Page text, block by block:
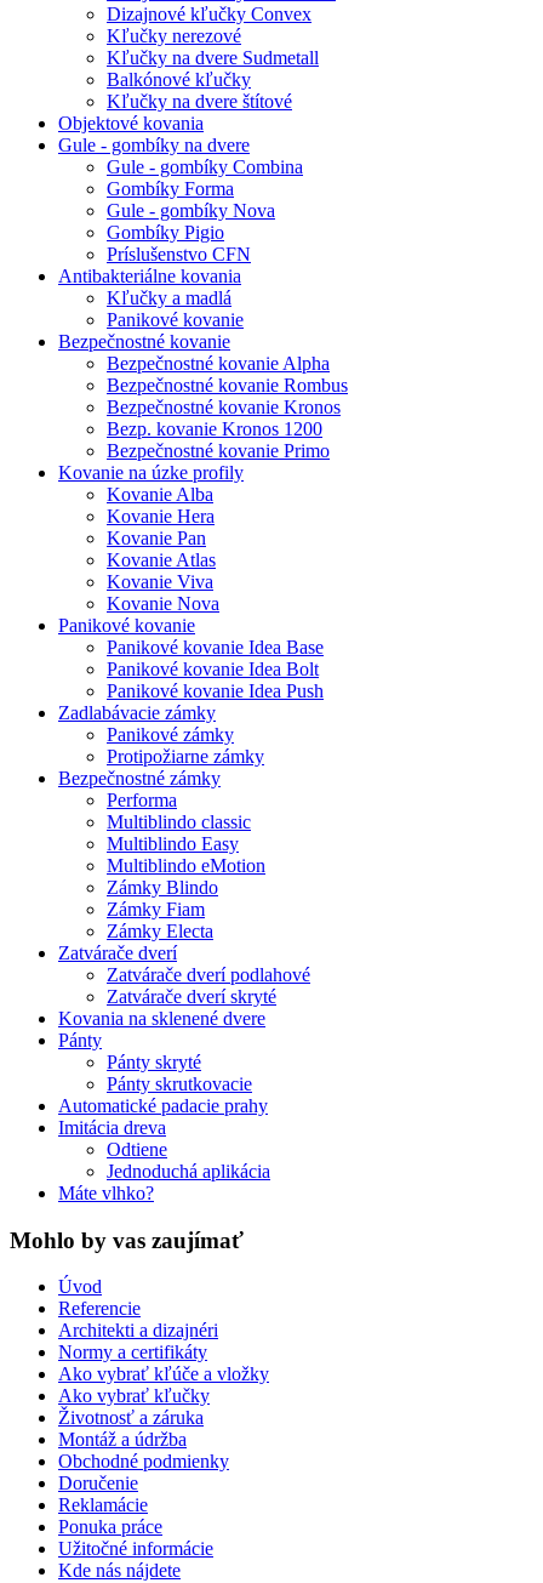
Dizajnové kľučky Convex
Kľučky nerezové
Kľučky na dvere Sudmetall
Balkónové kľučky
Kľučky na dvere štítové
Objektové kovania
Gule - gombíky na dvere
Gule - gombíky Combina
Gombíky Forma
Gule - gombíky Nova
Gombíky Pigio
Príslušenstvo CFN
Antibakteriálne kovania
Kľučky a madlá
Panikové kovanie
Bezpečnostné kovanie
Bezpečnostné kovanie Alpha
Bezpečnostné kovanie Rombus
Bezpečnostné kovanie Kronos
Bezp. kovanie Kronos 1200
Bezpečnostné kovanie Primo
Kovanie na úzke profily
Kovanie Alba
Kovanie Hera
Kovanie Pan
Kovanie Atlas
Kovanie Viva
Kovanie Nova
Panikové kovanie
Panikové kovanie Idea Base
Panikové kovanie Idea Bolt
Panikové kovanie Idea Push
Zadlabávacie zámky
Panikové zámky
Protipožiarne zámky
Bezpečnostné zámky
Performa
Multiblindo classic
Multiblindo Easy
Multiblindo eMotion
Zámky Blindo
Zámky Fiam
Zámky Electa
Zatvárače dverí
Zatvárače dverí podlahové
Zatvárače dverí skryté
Kovania na sklenené dvere
Pánty
Pánty skryté
Pánty skrutkovacie
Automatické padacie prahy
Imitácia dreva
Odtiene
Jednoduchá aplikácia
Máte vlhko?
Mohlo by vas zaujímať
Úvod
Referencie
Architekti a dizajnéri
Normy a certifikáty
Ako vybrať kľúče a vložky
Ako vybrať kľučky
Životnosť a záruka
Montáž a údržba
Obchodné podmienky
Doručenie
Reklamácie
Ponuka práce
Užitočné informácie
Kde nás nájdete